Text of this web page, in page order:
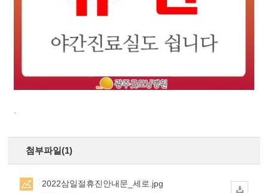
첨부파일(1)
2022삼일절휴진안내문_세로.jpg